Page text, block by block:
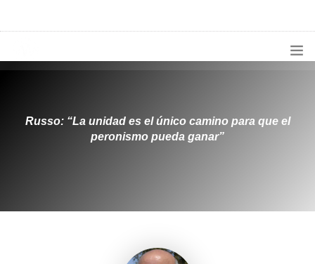
¿QUIÉNES SOMOS?
Russo: “La unidad es el único camino para que el
peronismo pueda ganar”